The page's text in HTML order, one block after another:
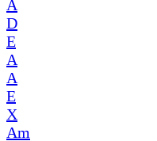
A
D
E
A
A
E
X
Am